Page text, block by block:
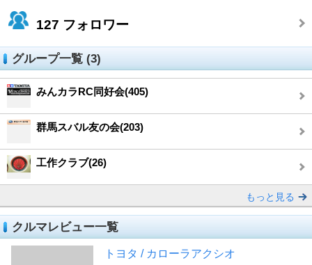
127 フォロワー
グループ一覧 (3)
みんカラRC同好会(405)
群馬スバル友の会(203)
工作クラブ(26)
もっと見る
クルマレビュー一覧
トヨタ / カローラアクシオ